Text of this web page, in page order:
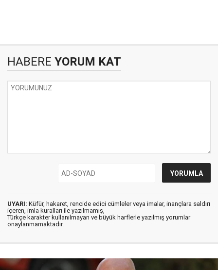
HABERE YORUM KAT
UYARI: Küfür, hakaret, rencide edici cümleler veya imalar, inançlara saldırı
içeren, imla kuralları ile yazılmamış,
Türkçe karakter kullanılmayan ve büyük harflerle yazılmış yorumlar
onaylanmamaktadır.